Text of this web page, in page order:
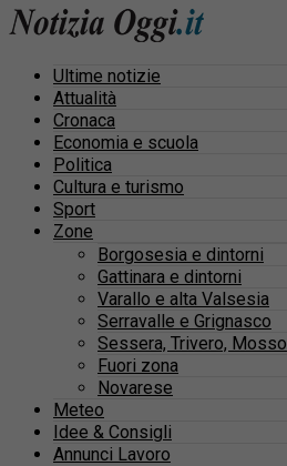
Ultime notizie
Attualità
Cronaca
Economia e scuola
Politica
Cultura e turismo
Sport
Zone
Borgosesia e dintorni
Gattinara e dintorni
Varallo e alta Valsesia
Serravalle e Grignasco
Sessera, Trivero, Mosso
Fuori zona
Novarese
Meteo
Idee & Consigli
Annunci Lavoro